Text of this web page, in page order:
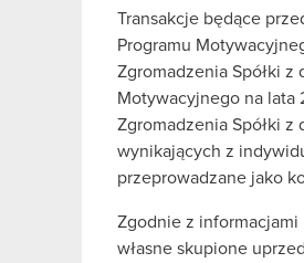
Transakcje będące
Programu
Zgromadzenia Spółki z
Motywacyjnego na lata
Zgromadzenia Spółki
wynikających z
przeprowadzane jako
Zgodnie z informacjami
własne skupione